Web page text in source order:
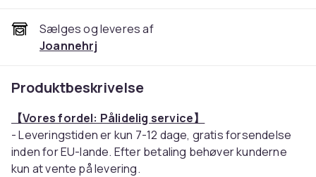
Sælges og leveres af
Joannehrj
Produktbeskrivelse
【Vores fordel: Pålidelig service】
- Leveringstiden er kun 7-12 dage, gratis forsendelse
inden for EU-lande. Efter betaling behøver kunderne
kun at vente på levering.